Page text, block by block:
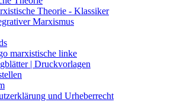
Theorie - Klassiker
Marxismus
marxistische linke
| Druckvorlagen
und Urheberrecht